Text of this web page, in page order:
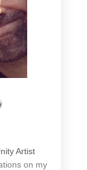
Artist
on my